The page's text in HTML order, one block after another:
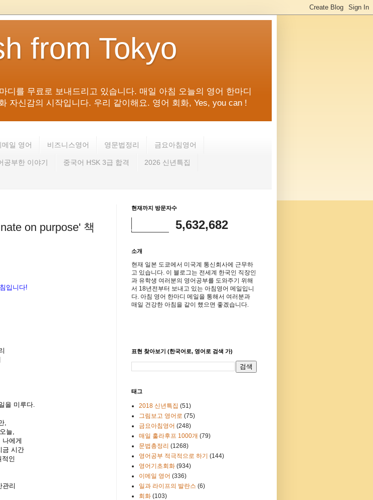
from Tokyo
디를 무료로 보내드리고 있습니다. 매일 아침 오늘의 영어 한마디
자신감의 시작입니다. 우리 같이해요. 영어 회화, Yes, you can !
메일 영어 비즈니스영어 영문법정리 금요아침영어
공부한 이야기 중국어 HSK 3급 합격 2026 신년특집
on purpose' 책
입니다!
을 미루다.
,
늘,
에게
금 시간
인
관리
현재까지 방문자수
5,632,682
소개
현재 일본 도쿄에서 미국계 통신회사에 근무하
고 있습니다. 이 블로그는 전세계 한국인 직장인
과 유학생 여러분의 영어공부를 도와주기 위해
서 18년전부터 보내고 있는 아침영어 메일입니
다. 아침 영어 한마디 메일을 통해서 여러분과
매일 건강한 아침을 같이 했으면 좋겠습니다.
표현 찾아보기 (한국어로, 영어로 검색 가)
태그
2018 신년특집 (51)
그림보고 영어로 (75)
금요아침영어 (248)
매일 훌라후프 1000개 (79)
문법총정리 (1268)
영어공부 적극적으로 하기 (144)
영어기초회화 (934)
이메일 영어 (336)
일과 라이프의 발란스 (6)
회화 (103)